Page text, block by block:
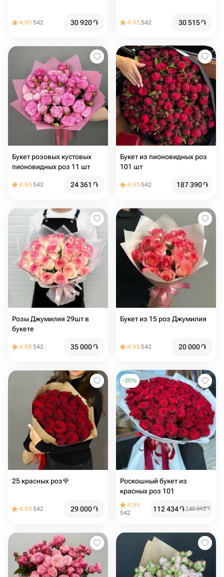
4.95542 30 920֏ 4.95542 30 515֏
Букет розовых кустовых
пионовидных роз 11 шт
4.95542 24 361 ֏
Букет из пионовидных роз
101 шт
4.95542 187 390֏
Розы Джумилия 29шт в
букете
4.95542 35 000֏
Букет из 15 роз Джумилия
4.95542 20 000֏
25 красных роз️🌹
4.95542 29 000֏
-20%
Роскошный букет из
красных роз 101
4.95
542
112 434֏ 140 542֏